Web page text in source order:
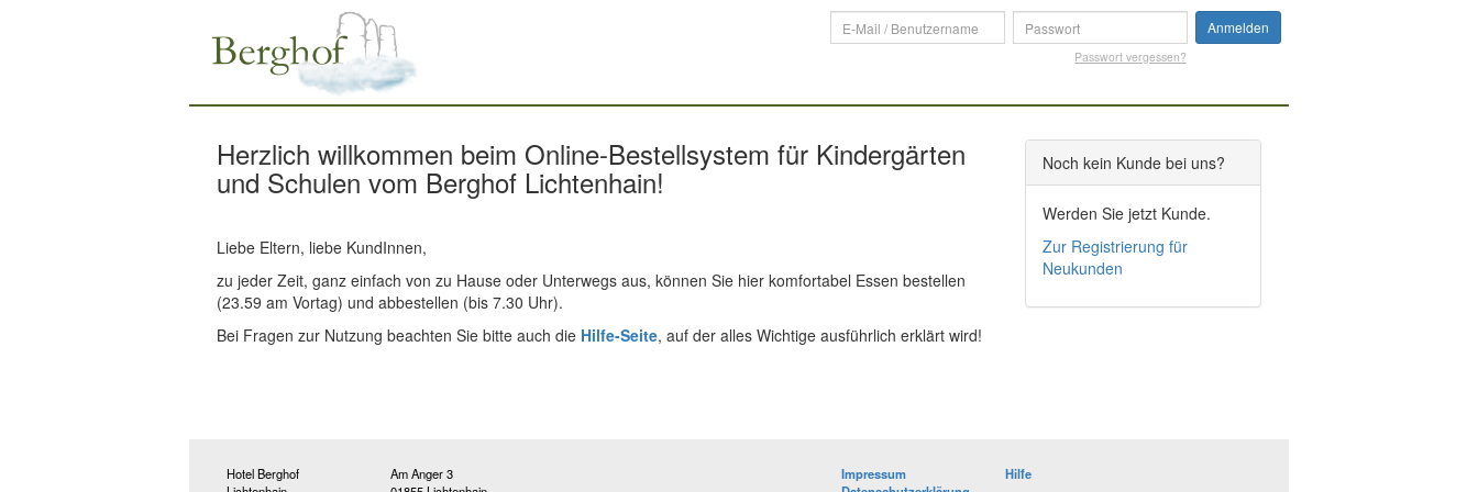
Passwort vergessen?
Anmelden
Herzlich willkommen beim Online-Bestellsystem für Kindergärten
und Schulen vom Berghof Lichtenhain!
Liebe Eltern, liebe KundInnen,
zu jeder Zeit, ganz einfach von zu Hause oder Unterwegs aus, können Sie hier komfortabel Essen bestellen
(23.59 am Vortag) und abbestellen (bis 7.30 Uhr).
Bei Fragen zur Nutzung beachten Sie bitte auch die Hilfe-Seite, auf der alles Wichtige ausführlich erklärt wird!
Noch kein Kunde bei uns?
Werden Sie jetzt Kunde.
Zur Registrierung für
Neukunden
Hotel Berghof
Am Anger 3
Impressum
Hilfe